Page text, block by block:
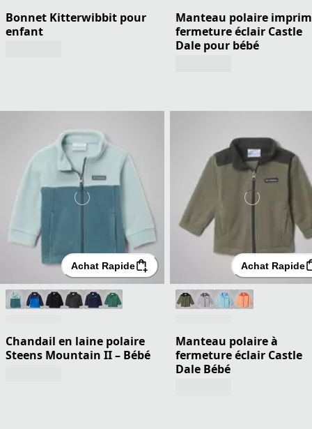
Bonnet Kitterwibbit pour
enfant
Manteau polaire
fermeture éclair Castle
Dale pour bébé
Achat Rapide
Chandail en laine polaire
Steens Mountain II – Bébé
Achat Rapide
Manteau polaire à
fermeture éclair Castle
Dale Bébé